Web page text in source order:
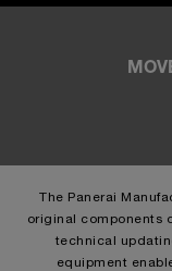
The Panerai
original components
technical
equipment